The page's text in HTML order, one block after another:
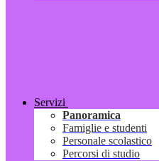
Servizi
Panoramica
Famiglie e studenti
Personale scolastico
Percorsi di studio